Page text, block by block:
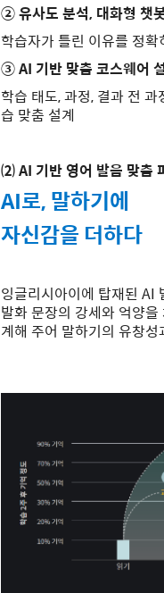
② 유사도 분석, 대화형
학습자가 틀린 이유를 정
③ AI 기반 맞춤 코스웨어
학습 태도, 과정, 결과 전
습 맞춤 설계
⑵ AI 기반 영어 발음 맞춤
AI로, 말하기에
자신감을 더하다
잉글리시아이에 탑재된 AI
발화 문장의 강세와 억양
계해 주어 말하기의 유창